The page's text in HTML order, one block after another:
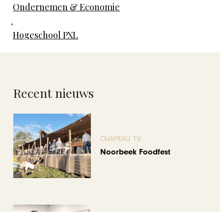
Ondernemen & Economie
,
Hogeschool PXL
Recent nieuws
CHAPEAU TV
Noorbeek Foodfest